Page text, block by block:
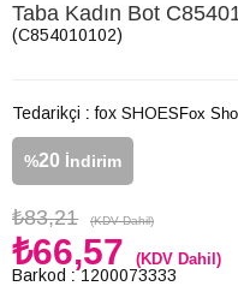
Taba Kadın Bot
(C854010102)
Tedarikçi : fox SHOES
%20 İndirim
₺83,21 (KDV Dahil)
₺66,57 (KDV Dahil)
Barkod : 1200073333
Fox